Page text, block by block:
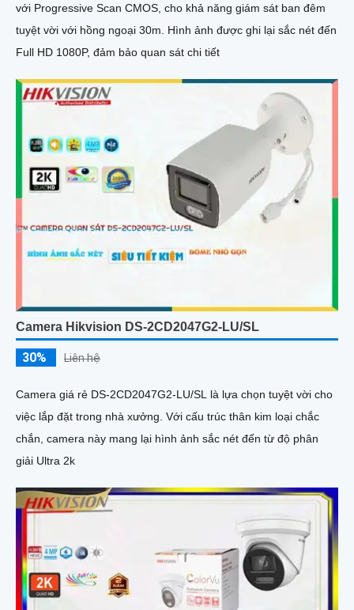
với Progressive Scan CMOS, cho khả năng giám sát ban đêm
tuyệt vời với hồng ngoại 30m. Hình ảnh được ghi lại sắc nét đến
Full HD 1080P, đảm bảo quan sát chi tiết
Camera Hikvision DS-2CD2047G2-LU/SL
30% Liên hệ
Camera giá rẻ DS-2CD2047G2-LU/SL là lựa chọn tuyệt vời cho
việc lắp đặt trong nhà xưởng. Với cấu trúc thân kim loại chắc
chắn, camera này mang lại hình ảnh sắc nét đến từ độ phân
giải Ultra 2k